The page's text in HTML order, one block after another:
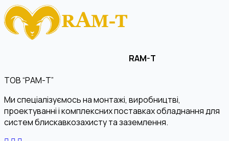
RAM-T
ТОВ “РАМ-Т”
Ми спеціалізуємось на монтажі, виробництві,
проектуванні і комплексних поставках обладнання для
систем блискавкозахисту та заземлення.